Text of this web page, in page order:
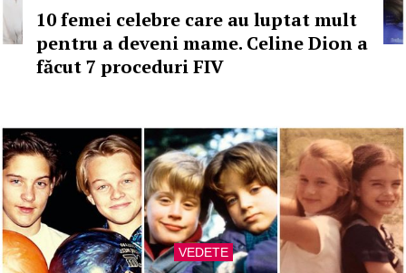
10 femei celebre care au luptat mult
pentru a deveni mame. Celine Dion a
făcut 7 proceduri FIV
VEDETE